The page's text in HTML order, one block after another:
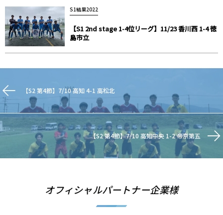
S1結果2022
【S1 2nd stage 1-4位リーグ】11/23 香川西 1-4 徳
島市立
【S2 第4節】7/10 高知 4-1 高松北
【S2 第4節】7/10 高知中央 1-2 帝京第五
オフィシャルパートナー企業様